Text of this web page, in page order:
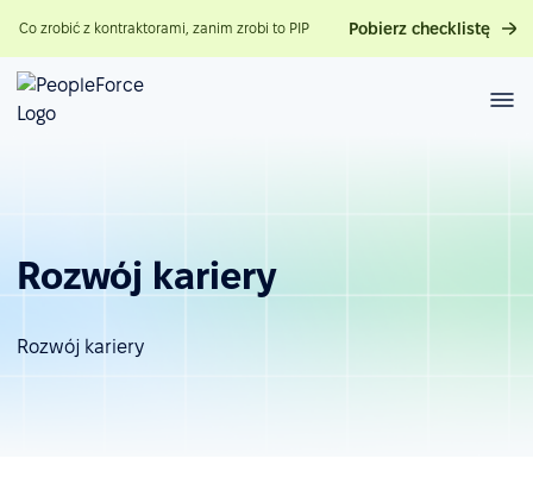
Co zrobić z kontraktorami, zanim zrobi to PIP Pobierz checklistę
Rozwój kariery
Rozwój kariery